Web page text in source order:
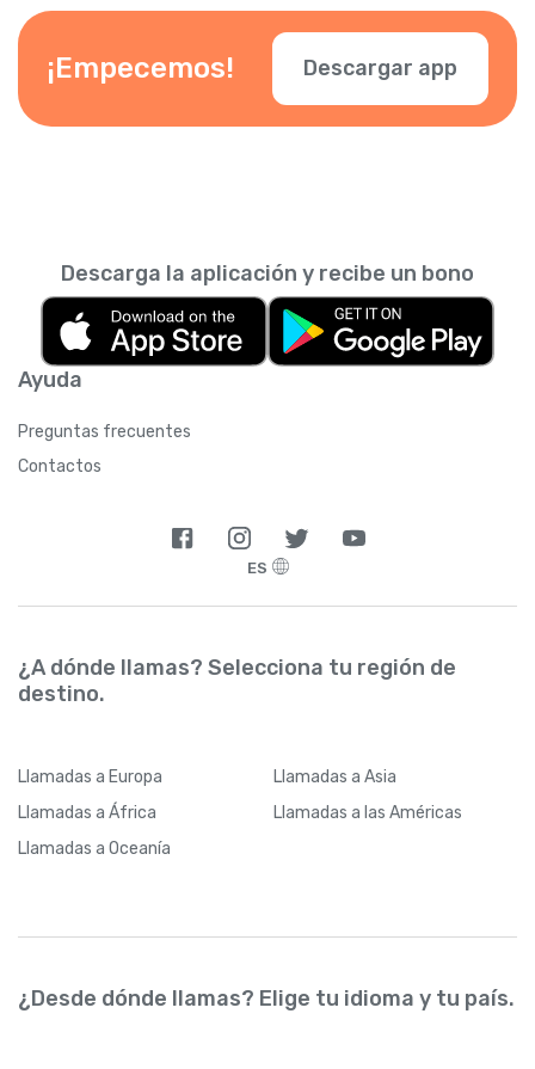
¡Empecemos! Descargar app
Ayuda
Preguntas frecuentes
Contactos
Descarga la aplicación y recibe un bono
ES
¿A dónde llamas? Selecciona tu región de
destino.
Llamadas a Europa Llamadas a Asia
Llamadas a África Llamadas a las Américas
Llamadas a Oceanía
¿Desde dónde llamas? Elige tu idioma y tu país.